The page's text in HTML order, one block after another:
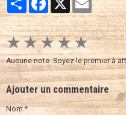
★★★★★
Aucune note. Soyez le premier à
Ajouter un commentaire
Nom